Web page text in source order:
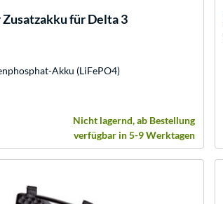
für Delta 3
Akku (LiFePO4)
Nicht lagernd, ab Bestellung
verfügbar in 5-9 Werktagen